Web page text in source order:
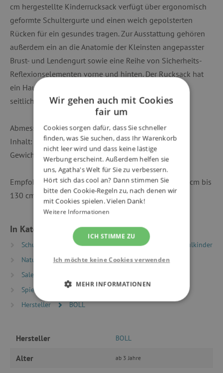
cm hergestellte Kinderrucksack verfügt über ergonomisch
geformte Schultergurte und einen weich gepolsterten
Rücken für ein gesundes tragen. Zur Ausstattung gehören
außerdem ein an die Anatomie der Kleinsten angepasster
Brust- und Lendengurt sowie eine Reihe von Sicherheits-
Reflexionselementen vorne und hinten. Der Rucksack hat
ein Hauptfach mit Netz-Reißverschlusstasche und
seitlichen Taschen.
Abmessungen: 220 x 330 x 170 mm,
Inhalt: 10 l,
Gewicht: 250 g
Empfohlen für Kinder ab einer Körpergröße von 105 cm bis
130 cm.
In Kategorien eingeteilt
Schulrucksäcke und -ranzen
Rucksäcke für Vorschulkinder
Natur und Sport
Kinderrucksäcke für Ausflüge
Sale %
Spielzeug nach Typ
Hersteller
BOLL
Hersteller BOLL
Alter ab 3 Jahre
Wir gehen auch mit Cookies
fair um
Cookies sorgen dafür, dass Sie schneller
finden, was Sie suchen, dass Ihr Warenkorb
nicht leer wird und dass keine lästige
Werbung erscheint. Außerdem helfen sie
uns, Agatha's Welt für Sie zu verbessern.
Hört sich das cool an? Dann stimmen Sie
bitte den Cookie-Regeln zu, nach denen wir
mit Cookies spielen. Vielen Dank!
Weitere Informationen
ICH STIMME ZU
Ich möchte keine Cookies verwenden
MEHR INFORMATIONEN
UNBEDINGT ERFORDERLICH